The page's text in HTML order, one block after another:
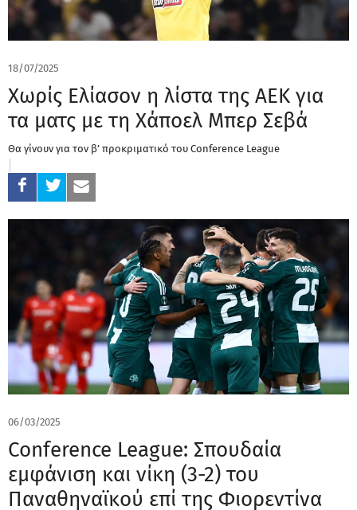
18/07/2025
Χωρίς Ελίασον η λίστα της ΑΕΚ για
τα ματς με τη Χάποελ Μπερ Σεβά
Θα γίνουν για τον β’ προκριματικό του Conference League
06/03/2025
Conference League: Σπουδαία
εμφάνιση και νίκη (3-2) του
Παναθηναϊκού επί της Φιορεντίνα